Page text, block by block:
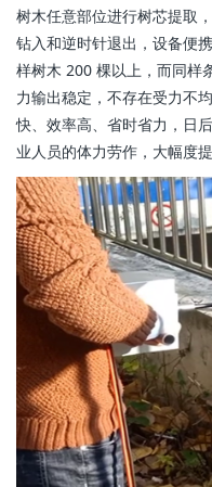
树木任意部位进行树芯提取
钻入和逆时针退出，设备便
样树木 200 棵以上，而同样
力输出稳定，不存在受力不
快、效率高、省时省力，日
业人员的体力劳作，大幅度